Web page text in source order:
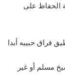
الحفاظ على
فراق حبيبه أبدا
مسلم أو غير